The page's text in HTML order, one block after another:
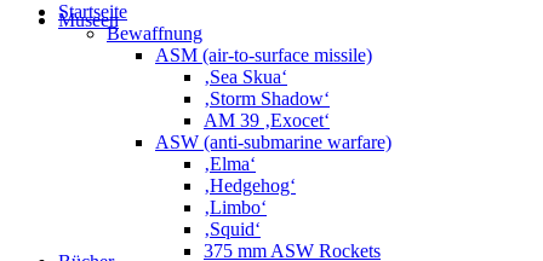
Museen
Startseite
Bewaffnung
ASM (air-to-surface missile)
‚Sea Skua‘
‚Storm Shadow‘
AM 39 ‚Exocet‘
ASW (anti-submarine warfare)
‚Elma‘
‚Hedgehog‘
‚Limbo‘
‚Squid‘
375 mm ASW Rockets